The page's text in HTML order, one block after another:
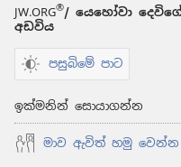
JW.ORG®/ යෙහෝවා
අඩවිය
පසුබිමේ පාට
ඉක්මනින් සොයාගන්න
මාව ඇවිත් හමු වෙන්න